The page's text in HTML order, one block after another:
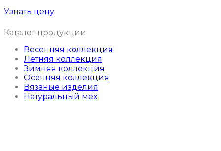
Узнать цену
Каталог продукции
Весенняя коллекция
Летняя коллекция
Зимняя коллекция
Осенняя коллекция
Вязаные изделия
Натуральный мех